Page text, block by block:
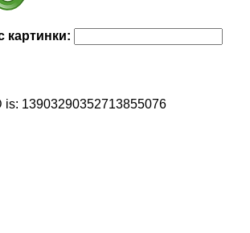
картинки:
is: 13903290352713855076